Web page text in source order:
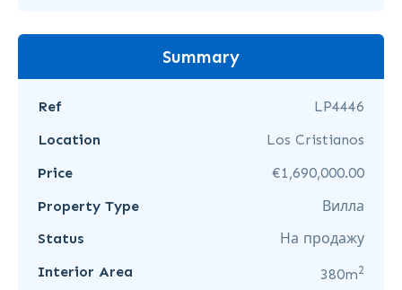
Summary
Ref
LP4446
Location
Los Cristianos
Price
€1,690,000.00
Property Type
Вилла
Status
На продажу
Interior Area
380m2